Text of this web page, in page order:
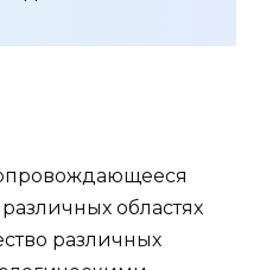
областях
различных